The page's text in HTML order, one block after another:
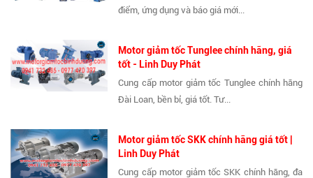
điểm, ứng dụng và báo giá mới...
Motor giảm tốc Tunglee chính hãng, giá
tốt - Linh Duy Phát
Cung cấp motor giảm tốc Tunglee chính hãng
Đài Loan, bền bỉ, giá tốt. Tư...
Motor giảm tốc SKK chính hãng giá tốt |
Linh Duy Phát
Cung cấp motor giảm tốc SKK chính hãng, đa